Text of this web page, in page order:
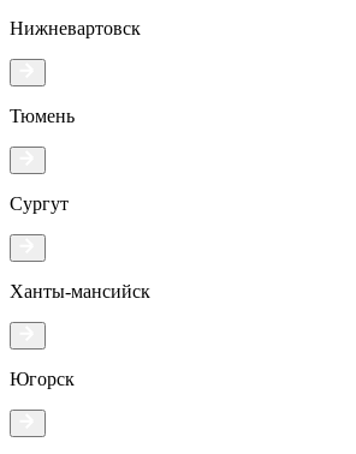
Нижневартовск
Тюмень
Сургут
Ханты-мансийск
Югорск